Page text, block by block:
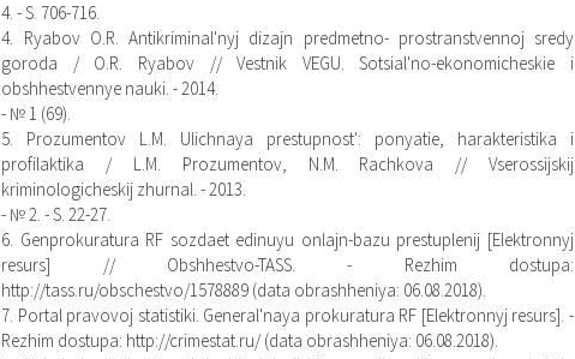
4. - S. 706-716.
4. Ryabov O.R. Antikriminal'nyj dizajn predmetno- prostranstvennoj sredy
goroda / O.R. Ryabov // Vestnik VEGU. Sotsial'no-ekonomicheskie i
obshhestvennye nauki. - 2014.
- № 1 (69).
5. Prozumentov L.M. Ulichnaya prestupnost': ponyatie, harakteristika i
profilaktika / L.M. Prozumentov, N.M. Rachkova // Vserossijskij
kriminologicheskij zhurnal. - 2013.
- № 2. - S. 22-27.
6. Genprokuratura RF sozdaet edinuyu onlajn-bazu prestuplenij [Elektronnyj
resurs] // Obshhestvo-TASS. - Rezhim dostupa:
http://tass.ru/obschestvo/1578889 (data obrashheniya: 06.08.2018).
7. Portal pravovoj statistiki. General'naya prokuratura RF [Elektronnyj resurs]. -
Rezhim dostupa: http://crimestat.ru/ (data obrashheniya: 06.08.2018).